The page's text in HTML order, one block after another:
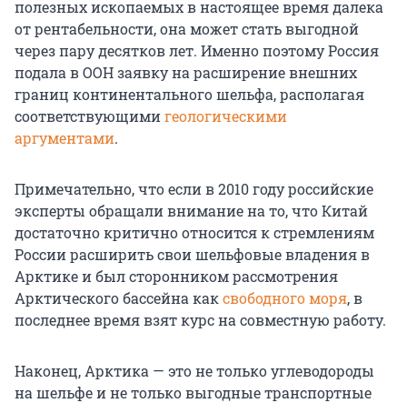
полезных ископаемых в настоящее время далека
от рентабельности, она может стать выгодной
через пару десятков лет. Именно поэтому Россия
подала в ООН заявку на расширение внешних
границ континентального шельфа, располагая
соответствующимигеологическими
аргументами.
Примечательно, что если в 2010 году российские
эксперты обращали внимание на то, что Китай
достаточно критично относится к стремлениям
России расширить свои шельфовые владения в
Арктике и был сторонником рассмотрения
Арктического бассейна каксвободного моря, в
последнее время взят курс на совместную работу.
Наконец, Арктика — это не только углеводороды
на шельфе и не только выгодные транспортные